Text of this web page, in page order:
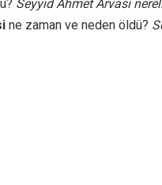
Seyyid Ahmet Arvasi
ne zaman ve neden öldü?